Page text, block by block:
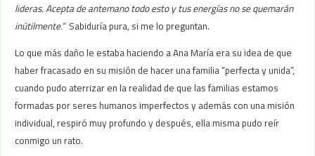
lideras. Acepta de antemano todo esto y tus energías no se quemarán
inútilmente.” Sabiduría pura, si me lo preguntan.
Lo que más daño le estaba haciendo a Ana María era su idea de que
haber fracasado en su misión de hacer una familia “perfecta y unida”,
cuando pudo aterrizar en la realidad de que las familias estamos
formadas por seres humanos imperfectos y además con una misión
individual, respiró muy profundo y después, ella misma pudo reír
conmigo un rato.